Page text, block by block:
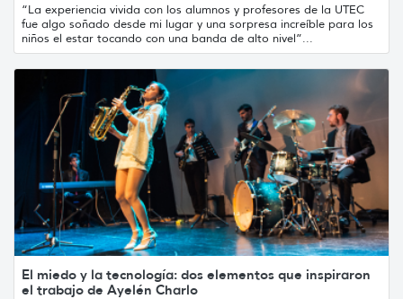
“La experiencia vivida con los alumnos y profesores de la UTEC
fue algo soñado desde mi lugar y una sorpresa increíble para los
niños el estar tocando con una banda de alto nivel”...
El miedo y la tecnología: dos elementos que inspiraron
el trabajo de Ayelén Charlo